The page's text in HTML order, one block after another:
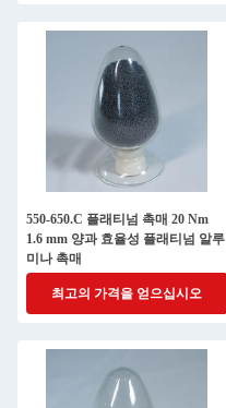
550-650.C 플래티넘 촉매 20 Nm
1.6 mm 양과 효율성 플래티넘 알루
미나 촉매
최고의 가격을 얻으십시오